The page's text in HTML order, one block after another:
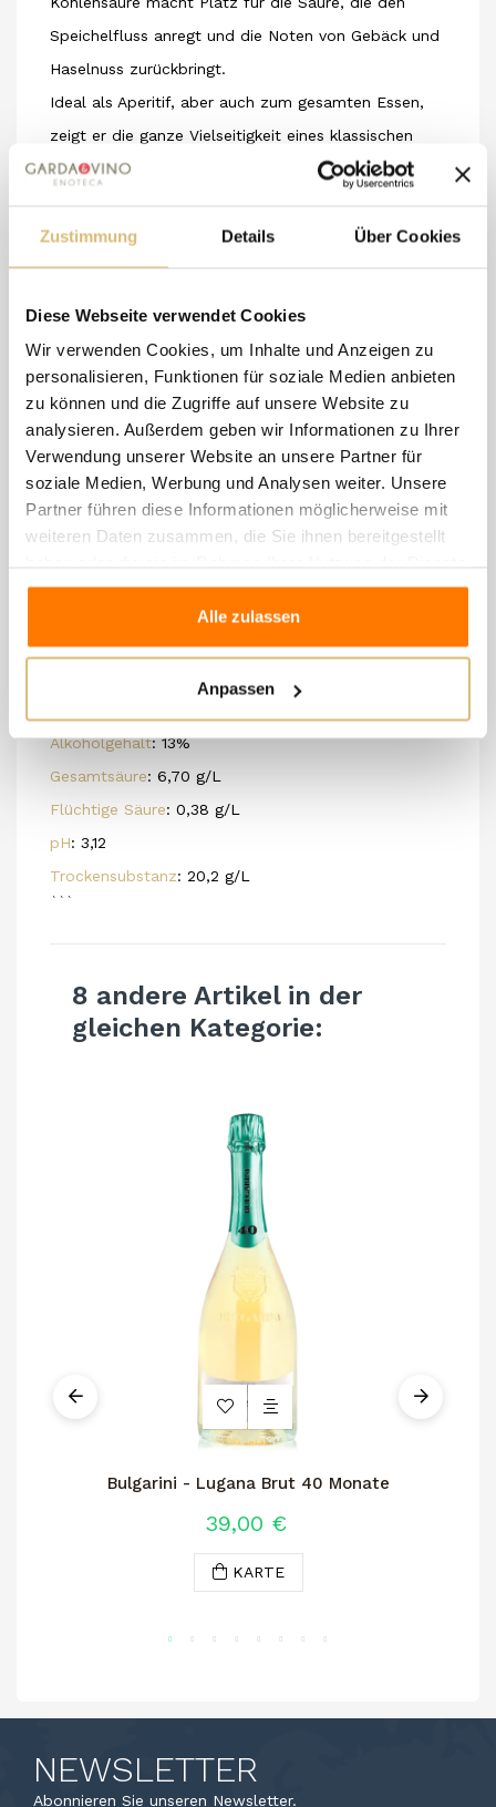
Zustimmung Details Über Cookies
Diese Webseite verwendet Cookies
Wir verwenden Cookies, um Inhalte und Anzeigen zu
personalisieren, Funktionen für soziale Medien anbieten
zu können und die Zugriffe auf unsere Website zu
analysieren. Außerdem geben wir Informationen zu Ihrer
Verwendung unserer Website an unsere Partner für
soziale Medien, Werbung und Analysen weiter. Unsere
Partner führen diese Informationen möglicherweise mit
weiteren Daten zusammen, die Sie ihnen bereitgestellt
gesammelt haben.
Alle zulassen
Anpassen
Speichelfluss anregt und die Noten von Gebäck und
Haselnuss zurückbringt.
Ideal als Aperitif, aber auch zum gesamten Essen,
zeigt er die ganze Vielseitigkeit eines klassischen
Verfahrens. Hervorragend zu Süßwasserfischen,
kaltem Weißfleisch und sommerlichen Salaten.
Er passt hervorragend zu einem hochwertigen
Technische Daten
Verwendete Rebsorten: Turbiana und Chardonnay
Bodenbeschaffenheit: kalkhaltig – tonhaltig
Erziehungssystem
: einfache und doppelte Guyot
Pflanzdichte
: 2,30 x 0,70
Ertrag pro Hektar: 90 Quintale
Art der Vinifikation : direkte Pressung der Trauben
Malolaktische Gärung : Nicht durchgeführt
Reifung und Entwicklung: mindestens 24 Monate auf
Alkoholgehalt: 13%
Gesamtsäure: 6,70 g/L
Flüchtige Säure: 0,38 g/L
pH: 3,12
Trockensubstanz: 20,2 g/L
```
8 andere Artikel in der
gleichen Kategorie:
Bulgarini - Lugana Brut 40 Monate
39,00 €
KARTE
NEWSLETTER
Abonnieren Sie unseren Newsletter.